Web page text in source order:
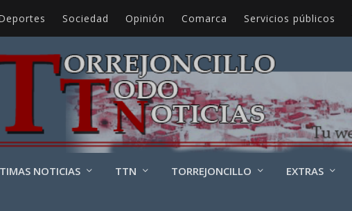
Sociedad Opinión Comarca Servicios públicos
NOTICIAS TTN TORREJONCILLO EXTRAS